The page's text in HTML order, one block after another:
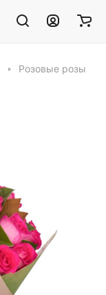
Розовые розы